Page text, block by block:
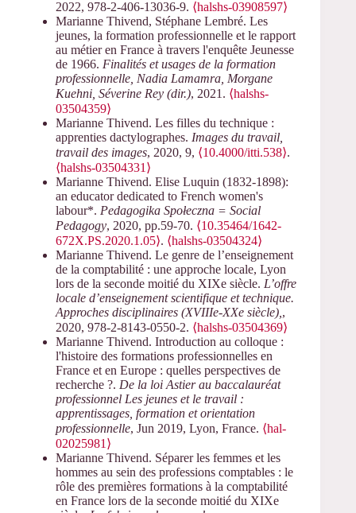
2022, 978-2-406-13036-9. ⟨halshs-03908597⟩
Marianne Thivend, Stéphane Lembré. Les
jeunes, la formation professionnelle et le rapport
au métier en France à travers l'enquête Jeunesse
de 1966. Finalités et usages de la formation
professionnelle, Nadia Lamamra, Morgane
Kuehni, Séverine Rey (dir.), 2021. ⟨halshs-
03504359⟩
Marianne Thivend. Les filles du technique :
apprenties dactylographes. Images du travail,
travail des images, 2020, 9, ⟨10.4000/itti.538⟩.
⟨halshs-03504331⟩
Marianne Thivend. Elise Luquin (1832-1898):
an educator dedicated to French women's
labour*. Pedagogika Społeczna = Social
Pedagogy, 2020, pp.59-70. ⟨10.35464/1642-
672X.PS.2020.1.05⟩. ⟨halshs-03504324⟩
Marianne Thivend. Le genre de l’enseignement
de la comptabilité : une approche locale, Lyon
lors de la seconde moitié du XIXe siècle. L’offre
locale d’enseignement scientifique et technique.
Approches disciplinaires (XVIIIe-XXe siècle), ,
2020, 978-2-8143-0550-2. ⟨halshs-03504369⟩
Marianne Thivend. Introduction au colloque :
l'histoire des formations professionnelles en
France et en Europe : quelles perspectives de
recherche ?. De la loi Astier au baccalauréat
professionnel Les jeunes et le travail :
apprentissages, formation et orientation
professionnelle, Jun 2019, Lyon, France. ⟨hal-
02025981⟩
Marianne Thivend. Séparer les femmes et les
hommes au sein des professions comptables : le
rôle des premières formations à la comptabilité
en France lors de la seconde moitié du XIXe